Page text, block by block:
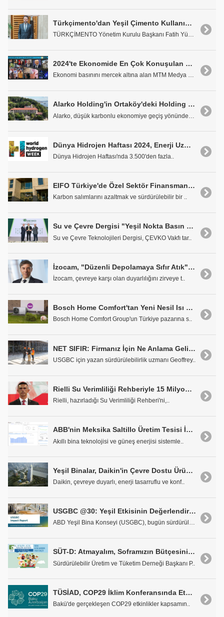
Türkçimento'dan Yeşil Çimento Kullanımına Destek
2024'te Ekonomide En Çok Konuşulan Konular
Ekonomi basınını mercek altına alan MTM Medya Taki..
Alarko Holding'in Ortaköy'deki Holding Binası Karbon Nötr Oluyor
Dünya Hidrojen Haftası 2024, Enerji Uzmanlarını Kopenhag'da Bir Araya Getirdi
Dünya Hidrojen Haftası'nda 3.500'den fazla..
EIFO Türkiye'de Özel Sektör Finansmanına Başlıyor
Karbon salımlarını azaltmak ve sürdürülebilir bir ..
Su ve Çevre Dergisi "Yeşil Nokta Basın Ödülü"ne Layık Görüldü
Su ve Çevre Teknolojileri Dergisi, ÇEVKO Vakfı tar..
İzocam, "Düzenli Depolamaya Sıfır Atık" Projesi ile Çevre Duyarlılığını Zirveye Taşıdı
İzocam, çevreye karşı olan duyarlılığını zirveye t..
Bosch Home Comfort'tan Yeni Nesil Isı Pompası: Compress 2000 AWF
Bosch Home Comfort Group'un Türkiye pazarına s..
NET SIFIR: Firmanız İçin Ne Anlama Geliyor?
USGBC için yazan sürdürülebilirlik uzmanı Geoffrey..
Rielli Su Verimliliği Rehberiyle 15 Milyon Metreküp Su Tasarrufu
Rielli, hazırladığı Su Verimliliği Rehberi'ni,..
ABB'nin Meksika Saltillo Üretim Tesisi İki Yılda Emisyonlarını %80 Azalttı
Akıllı bina teknolojisi ve güneş enerjisi sistemle..
Yeşil Binalar, Daikin'in Çevre Dostu Ürünleriyle Şekilleniyor
Daikin, çevreye duyarlı, enerji tasarruflu ve konf..
USGBC @30: Yeşil Etkisinin Değerlendirilmesi
ABD Yeşil Bina Konseyi (USGBC), bugün sürdürülebil..
SÜT-D: Atmayalım, Soframızın Bütçesini ve Karbon İzini Düşürelim
Sürdürülebilir Üretim ve Tüketim Derneği Başkanı P..
TÜSİAD, COP29 İklim Konferansında Etkinlikler Düzenledi
Bakü'de gerçekleşen COP29 etkinlikler kapsamın..